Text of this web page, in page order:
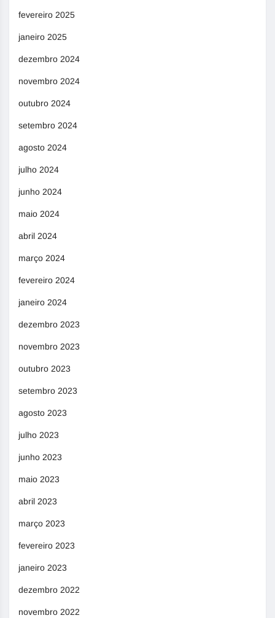
fevereiro 2025
janeiro 2025
dezembro 2024
novembro 2024
outubro 2024
setembro 2024
agosto 2024
julho 2024
junho 2024
maio 2024
abril 2024
março 2024
fevereiro 2024
janeiro 2024
dezembro 2023
novembro 2023
outubro 2023
setembro 2023
agosto 2023
julho 2023
junho 2023
maio 2023
abril 2023
março 2023
fevereiro 2023
janeiro 2023
dezembro 2022
novembro 2022